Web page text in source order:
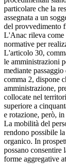
particolare che la
assegnata a un
del provvedimento
L'Anac rileva come
normative per
L'articolo 30,
le amministrazioni
mediante
comma 2, dispone
amministrazione,
collocate nel
superiore a
e rotazione, però,
La mobilità del
rendono possibile
organico. In
possano consentire
forme aggregative